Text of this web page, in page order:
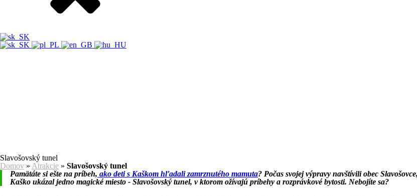
Slavošovský tunel
Domov » Atrakcie » Slavošovský tunel
Pamätáte si ešte na príbeh, ako deti s Kaškom hľadali zamrznutého mamuta? Počas svojej výpravy navštívili obec
Kaško ukázal jedno magické miesto - Slavošovský tunel, v ktorom ožívajú príbehy a rozprávkové bytosti. Nebojíte sa?